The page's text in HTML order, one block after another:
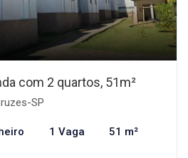
com 2 quartos, 51m²
SP
1 Vaga 51 m²